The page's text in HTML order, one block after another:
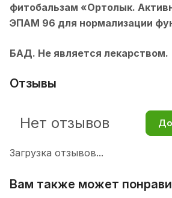
фитобальзам «Ортолык.
ЭПАМ 96 для нормализации
БАД. Не является лекарством.
Отзывы
Загрузка отзывов...
Нет отзывов
Вам также может